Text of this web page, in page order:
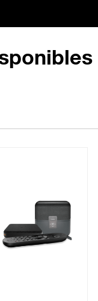
Fibre
42,99 € par mois,